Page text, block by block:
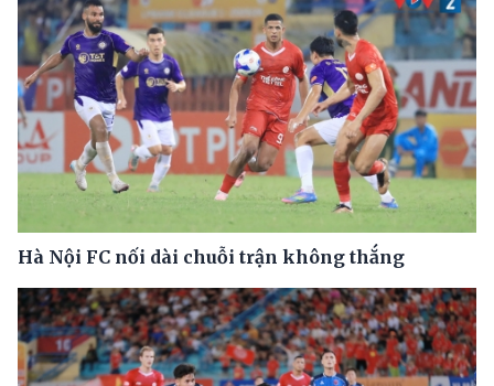
Hà Nội FC nối dài chuỗi trận không thắng